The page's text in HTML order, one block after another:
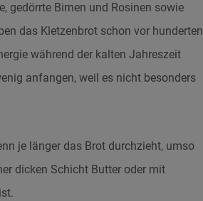
gedörrte Birnen und Rosinen sowie
das Kletzenbrot schon vor hunderten
während der kalten Jahreszeit
anfangen, weil es nicht besonders
je länger das Brot durchzieht, umso
dicken Schicht Butter oder mit